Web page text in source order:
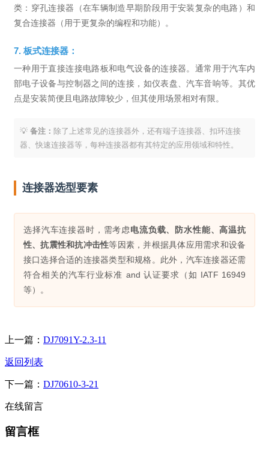
类：穿孔连接器（在车辆制造早期阶段用于安装复杂的电路）和
复合连接器（用于更复杂的编程和功能）。
7. 板式连接器：
一种用于直接连接电路板和电气设备的连接器。通常用于汽车内
部电子设备与控制器之间的连接，如仪表盘、汽车音响等。其优
点是安装简便且电路故障较少，但其使用场景相对有限。
备注： 除了上述常见的连接器外，还有端子连接器、扣环连接
器、快速连接器等，每种连接器都有其特定的应用领域和特性。
连接器选型要素
选择汽车连接器时，需考虑电流负载、防水性能、高温抗
性、抗震性和抗冲击性等因素，并根据具体应用需求和设备
接口选择合适的连接器类型和规格。此外，汽车连接器还需
符合相关的汽车行业标准 and 认证要求（如 IATF 16949
等）。
上一篇： DJ7091Y-2.3-11
返回列表
下一篇： DJ70610-3-21
在线留言
留言框